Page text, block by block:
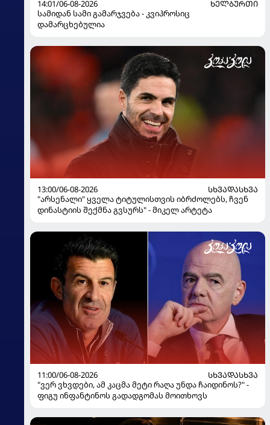
14:01/06-08-2026
ᲮᲔᲚᲑᲣᲠᲗᲘ
სამიდან სამი გამარჯვება - კვიპროსიც
დამარცხებულია
13:00/06-08-2026
ᲡᲮᲕᲐᲓᲐᲡᲮᲕᲐ
"არსენალი" ყველა ტიტულისთვის იბრძოლებს, ჩვენ
დინასტიის შექმნა გვსურს" - მიკელ არტეტა
11:00/06-08-2026
ᲡᲮᲕᲐᲓᲐᲡᲮᲕᲐ
"ვერ ვხვდები, ამ კაცმა მეტი რაღა უნდა ჩაიდინოს?" -
ფიგუ ინფანტინოს გადადგომას მოითხოვს